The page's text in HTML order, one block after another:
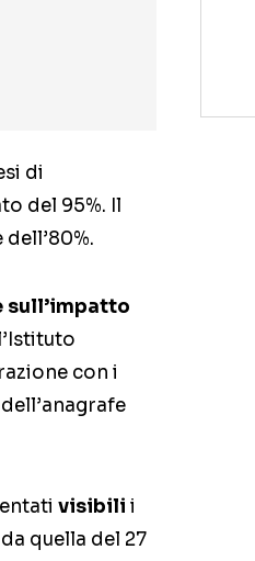
di
del 95%. Il
sull’impatto
con i
visibili i
da quella del 27